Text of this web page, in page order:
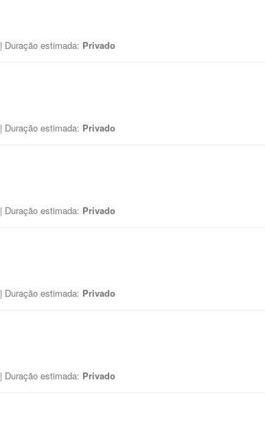
| Duração estimada: Privado
| Duração estimada: Privado
| Duração estimada: Privado
| Duração estimada: Privado
| Duração estimada: Privado